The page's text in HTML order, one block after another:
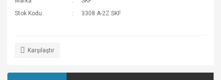
Stok Kodu
3308 A-2Z SKF
Karşılaştır